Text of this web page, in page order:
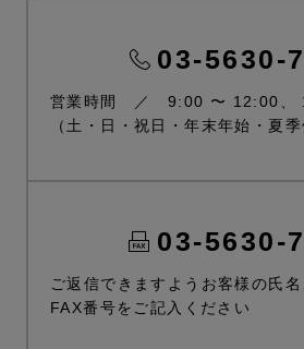
03-5630-
営業時間 ／ 9:00 〜 12:00、
（土・日・祝日・年末年始・夏季
03-5630-
ご返信できますようお客様の氏名
FAX番号をご記入ください